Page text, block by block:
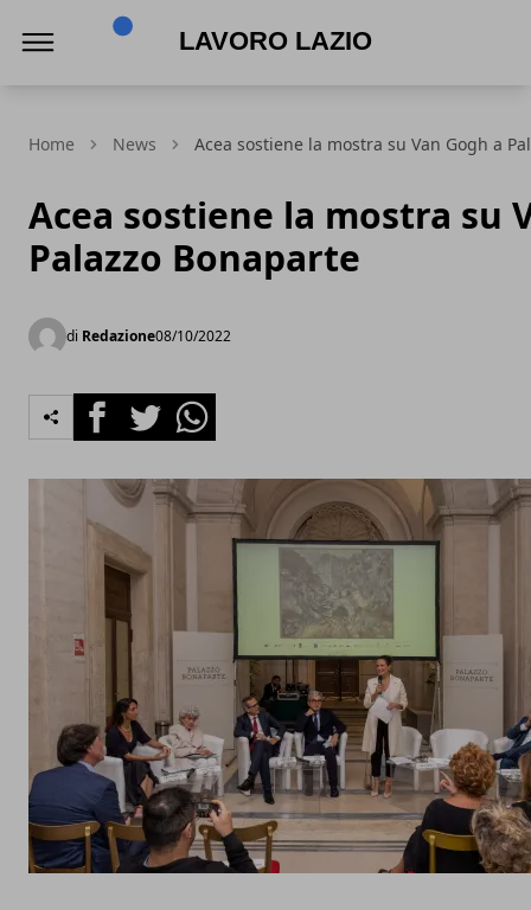
Home News Acea sostiene la mostra su Van Gogh a
Acea sostiene la mostra su
Palazzo Bonaparte
di Redazione08/10/2022
FacebookTwitterWhatsapp